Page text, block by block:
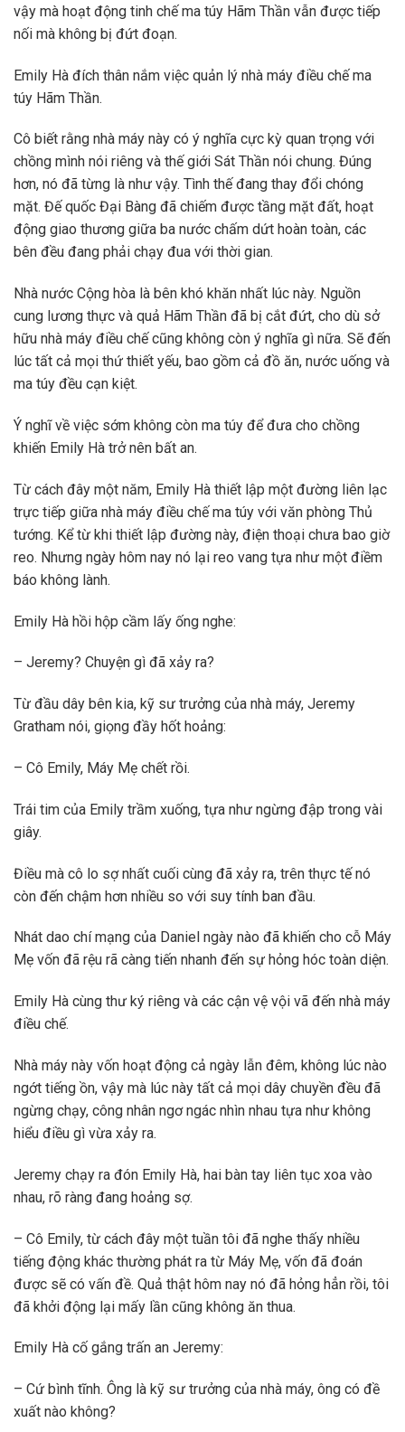
vậy mà hoạt động tinh chế ma túy Hãm Thần vẫn được tiếp
nối mà không bị đứt đoạn.
Emily Hà đích thân nắm việc quản lý nhà máy điều chế ma
túy Hãm Thần.
Cô biết rằng nhà máy này có ý nghĩa cực kỳ quan trọng với
chồng mình nói riêng và thế giới Sát Thần nói chung. Đúng
hơn, nó đã từng là như vậy. Tình thế đang thay đổi chóng
mặt. Đế quốc Đại Bàng đã chiếm được tầng mặt đất, hoạt
động giao thương giữa ba nước chấm dứt hoàn toàn, các
bên đều đang phải chạy đua với thời gian.
Nhà nước Cộng hòa là bên khó khăn nhất lúc này. Nguồn
cung lương thực và quả Hãm Thần đã bị cắt đứt, cho dù sở
hữu nhà máy điều chế cũng không còn ý nghĩa gì nữa. Sẽ đến
lúc tất cả mọi thứ thiết yếu, bao gồm cả đồ ăn, nước uống và
ma túy đều cạn kiệt.
Ý nghĩ về việc sớm không còn ma túy để đưa cho chồng
khiến Emily Hà trở nên bất an.
Từ cách đây một năm, Emily Hà thiết lập một đường liên lạc
trực tiếp giữa nhà máy điều chế ma túy với văn phòng Thủ
tướng. Kể từ khi thiết lập đường này, điện thoại chưa bao giờ
reo. Nhưng ngày hôm nay nó lại reo vang tựa như một điềm
báo không lành.
Emily Hà hồi hộp cầm lấy ống nghe:
– Jeremy? Chuyện gì đã xảy ra?
Từ đầu dây bên kia, kỹ sư trưởng của nhà máy, Jeremy
Gratham nói, giọng đầy hốt hoảng:
– Cô Emily, Máy Mẹ chết rồi.
Trái tim của Emily trầm xuống, tựa như ngừng đập trong vài
giây.
Điều mà cô lo sợ nhất cuối cùng đã xảy ra, trên thực tế nó
còn đến chậm hơn nhiều so với suy tính ban đầu.
Nhát dao chí mạng của Daniel ngày nào đã khiến cho cỗ Máy
Mẹ vốn đã rệu rã càng tiến nhanh đến sự hỏng hóc toàn diện.
Emily Hà cùng thư ký riêng và các cận vệ vội vã đến nhà máy
điều chế.
Nhà máy này vốn hoạt động cả ngày lẫn đêm, không lúc nào
ngớt tiếng ồn, vậy mà lúc này tất cả mọi dây chuyền đều đã
ngừng chạy, công nhân ngơ ngác nhìn nhau tựa như không
hiểu điều gì vừa xảy ra.
Jeremy chạy ra đón Emily Hà, hai bàn tay liên tục xoa vào
nhau, rõ ràng đang hoảng sợ.
– Cô Emily, từ cách đây một tuần tôi đã nghe thấy nhiều
tiếng động khác thường phát ra từ Máy Mẹ, vốn đã đoán
được sẽ có vấn đề. Quả thật hôm nay nó đã hỏng hẳn rồi, tôi
đã khởi động lại mấy lần cũng không ăn thua.
Emily Hà cố gắng trấn an Jeremy:
– Cứ bình tĩnh. Ông là kỹ sư trưởng của nhà máy, ông có đề
xuất nào không?